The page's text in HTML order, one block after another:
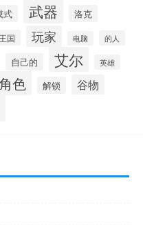
式 武器 洛克
王国 玩家 电脑 的人
自己的 艾尔 英雄
色 解锁 谷物